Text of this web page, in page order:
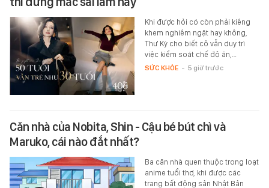
Khi được hỏi có còn phải kiêng
khem nghiêm ngặt hay không,
Thư Kỳ cho biết cô vẫn duy trì
việc kiểm soát chế độ ăn,…
SỨC KHỎE - 5 giờ trước
Căn nhà của Nobita, Shin - Cậu bé bút chì và
Maruko, cái nào đắt nhất?
Ba căn nhà quen thuộc trong loạt
anime tuổi thơ, khi được các
trang bất động sản Nhật Bản